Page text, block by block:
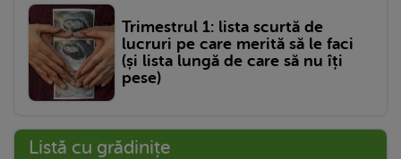
Trimestrul 1: lista scurtă de
lucruri pe care merită să le faci
(și lista lungă de care să nu îți
pese)
Listă cu grădinițe